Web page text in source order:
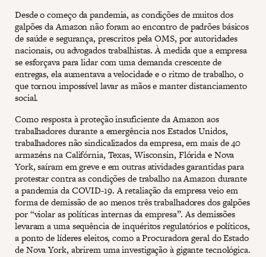
Desde o começo da pandemia, as condições de muitos dos
galpões da Amazon não foram ao encontro de padrões básicos
de saúde e segurança, prescritos pela OMS, por autoridades
nacionais, ou advogados trabalhistas. À medida que a empresa
se esforçava para lidar com uma demanda crescente de
entregas, ela aumentava a velocidade e o ritmo de trabalho, o
que tornou impossível lavar as mãos e manter distanciamento
social.
Como resposta à proteção insuficiente da Amazon aos
trabalhadores durante a emergência nos Estados Unidos,
trabalhadores não sindicalizados da empresa, em mais de 40
armazéns na Califórnia, Texas, Wisconsin, Flórida e Nova
York, saíram em greve e em outras atividades garantidas para
protestar contra as condições de trabalho na Amazon durante
a pandemia da COVID-19. A retaliação da empresa veio em
forma de demissão de ao menos três trabalhadores dos galpões
por “violar as políticas internas da empresa”. As demissões
levaram a uma sequência de inquéritos regulatórios e políticos,
a ponto de líderes eleitos, como a Procuradora geral do Estado
de Nova York, abrirem uma investigação à gigante tecnológica.